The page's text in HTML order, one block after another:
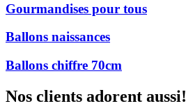
Gourmandises pour tous
Ballons naissances
Ballons chiffre 70cm
Nos clients adorent aussi!